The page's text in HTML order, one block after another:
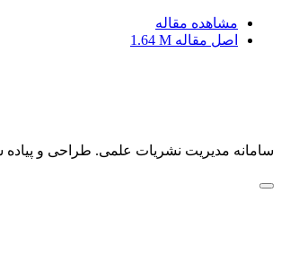
مشاهده مقاله
اصل مقاله 1.64 M
سامانه مدیریت نشریات علمی. طراحی و پیاده